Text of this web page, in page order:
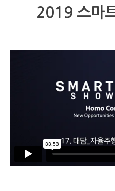
2019 스마